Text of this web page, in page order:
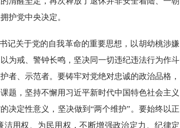
护党中央决定。
记关于党的自我革命的重要思想，以胡幼桃涉嫌
为戒、警钟长鸣，坚决同一切违纪违法行为作斗
者、示范者。要铸牢对党绝对忠诚的政治品格，
题，坚持不懈用习近平新时代中国特色社会主义
决定性意义，坚决做到“两个维护”。要始终以正
用权、为民用权，不断增强政治定力、纪律定